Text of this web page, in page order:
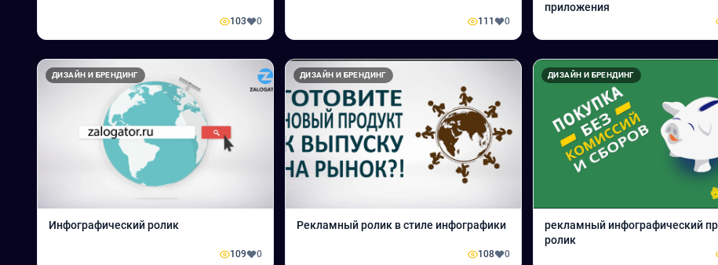
103 0 111 0
приложения
ДИЗАЙН И БРЕНДИНГ
Инфографический ролик
109 0
ДИЗАЙН И БРЕНДИНГ
Рекламный ролик в стиле инфографики
108 0
ДИЗАЙН И БРЕНДИНГ
рекламный инфографический
ролик